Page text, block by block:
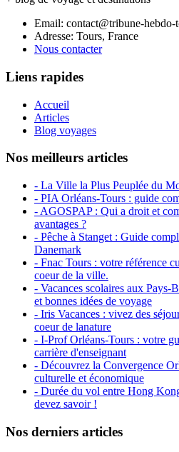
Email: contact@tribune-hebdo-
Adresse: Tours, France
Nous contacter
Liens rapides
Accueil
Articles
Blog voyages
Nos meilleurs articles
- La Ville la Plus Peuplée du
- PIA Orléans-Tours : guide
- AGOSPAP : Qui a droit et
avantages ?
- Pêche à Stanget : Guide
Danemark
- Fnac Tours : votre référence
coeur de la ville.
- Vacances scolaires aux Pays-
et bonnes idées de voyage
- Iris Vacances : vivez des
coeur de lanature
- I-Prof Orléans-Tours : votre
carrière d'enseignant
- Découvrez la Convergence
culturelle et économique
- Durée du vol entre Hong
devez savoir !
Nos derniers articles